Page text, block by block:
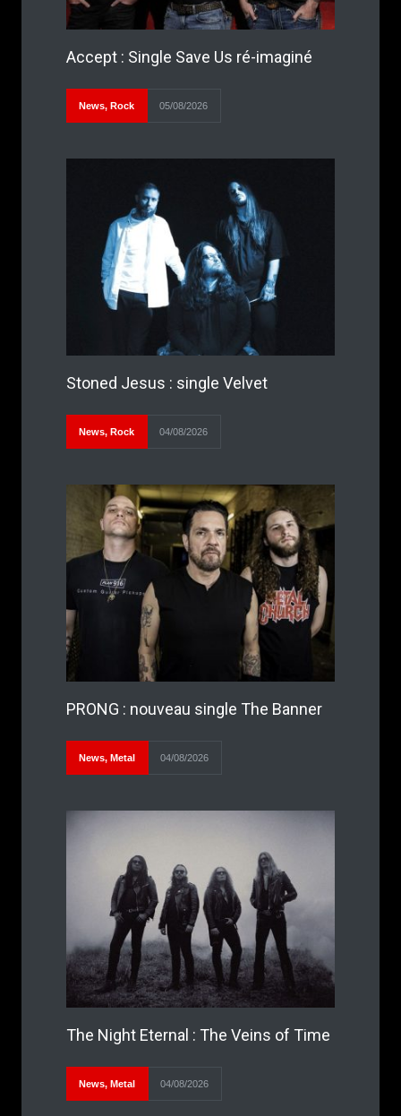
Accept : Single Save Us ré-imaginé
News, Rock 05/08/2026
Stoned Jesus : single Velvet
News, Rock 04/08/2026
PRONG : nouveau single The Banner
News, Metal 04/08/2026
The Night Eternal : The Veins of Time
News, Metal 04/08/2026